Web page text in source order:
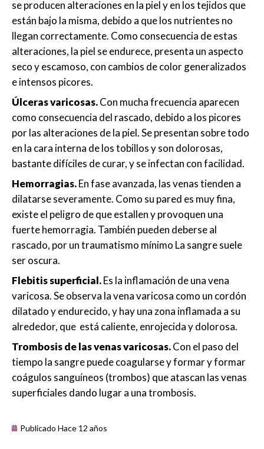
se producen alteraciones en la piel y en los tejidos que
están bajo la misma, debido a que los nutrientes no
llegan correctamente. Como consecuencia de estas
alteraciones, la piel se endurece, presenta un aspecto
seco y escamoso, con cambios de color generalizados
e intensos picores.
Úlceras varicosas.Con mucha frecuencia aparecen
como consecuencia del rascado, debido a los picores
por las alteraciones de la piel. Se presentan sobre todo
en la cara interna de los tobillos y son dolorosas,
bastante difíciles de curar, y se infectan con facilidad.
Hemorragias.En fase avanzada, las venas tienden a
dilatarse severamente. Como su pared es muy fina,
existe el peligro de que estallen y provoquen una
fuerte hemorragia. También pueden deberse al
rascado, por un traumatismo mínimo La sangre suele
ser oscura.
Flebitis superficial.Es la inflamación de una vena
varicosa. Se observa la vena varicosa como un cordón
dilatado y endurecido, y hay una zona inflamada a su
alrededor, que está caliente, enrojecida y dolorosa.
Trombosis de las venas varicosas.Con el paso del
tiempo la sangre puede coagularse y formar y formar
coágulos sanguíneos (trombos) que atascan las venas
superficiales dando lugar a una trombosis.
Publicado Hace 12 años